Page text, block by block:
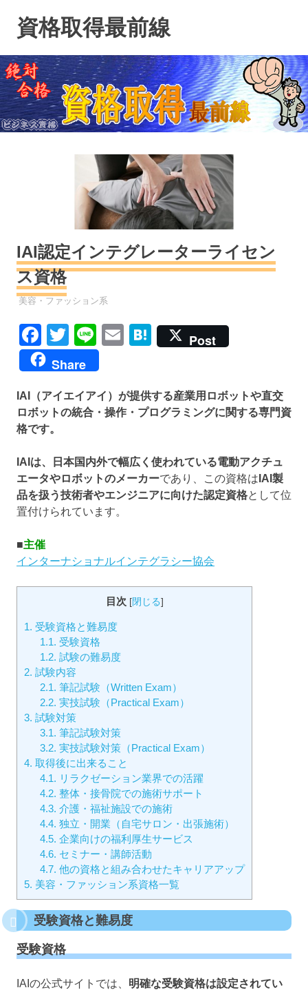
ン
ツ
へ
ス
キ
資格取得最前線
IAI認定インテグレーターライセン
ス資格
資格
美容・ファッション系
Facebook
Twitter
LineEmailHatena
Post
Share
IAI（アイエイアイ）が提供する産業用ロボットや直交
ロボットの統合・操作・プログラミングに関する専門資
格です。
IAIは、日本国内外で幅広く使われている電動アクチュ
エータやロボットのメーカーであり、この資格は IAI製
品を扱う技術者やエンジニアに向けた認定資格として位
置付けられています。
■主催
インターナショナルインテグラシー協会
目次 [閉じる]
1. 受験資格と難易度
1.1. 受験資格
1.2. 試験の難易度
2. 試験内容
2.1. 筆記試験（Written Exam）
2.2. 実技試験（Practical Exam）
3. 試験対策
3.1. 筆記試験対策
3.2. 実技試験対策（Practical Exam）
4. 取得後に出来ること
4.1. リラクゼーション業界での活躍
4.2. 整体・接骨院での施術サポート
4.3. 介護・福祉施設での施術
4.4. 独立・開業（自宅サロン・出張施術）
4.5. 企業向けの福利厚生サービス
4.6. セミナー・講師活動
4.7. 他の資格と組み合わせたキャリアアップ
5. 美容・ファッション系資格一覧
受験資格と難易度
受験資格
IAIの公式サイトでは、 明確な受験資格は設定されてい